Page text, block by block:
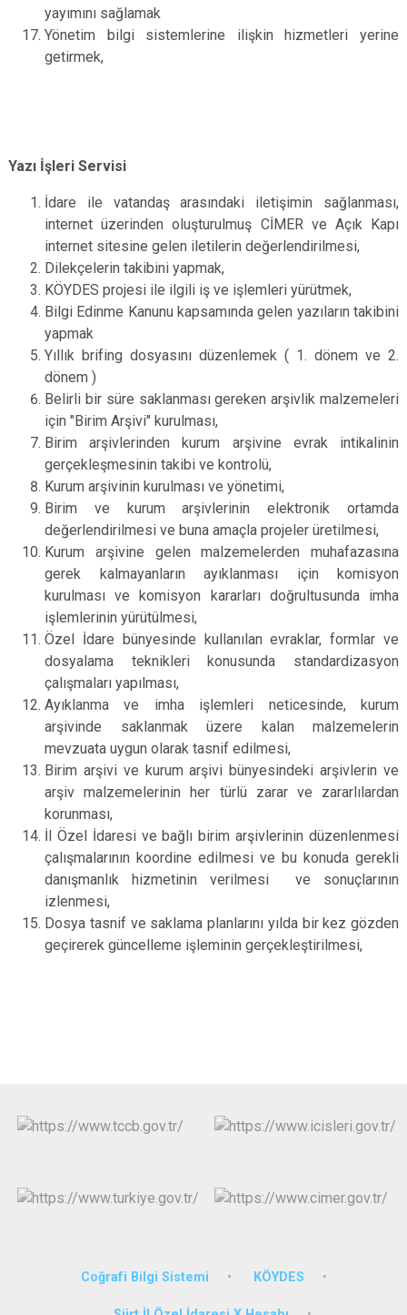
yayımını sağlamak
Yönetim bilgi sistemlerine ilişkin hizmetleri yerine
getirmek,
Yazı İşleri Servisi
İdare ile vatandaş arasındaki iletişimin sağlanması,
internet üzerinden oluşturulmuş CİMER ve Açık Kapı
internet sitesine gelen iletilerin değerlendirilmesi,
Dilekçelerin takibini yapmak,
KÖYDES projesi ile ilgili iş ve işlemleri yürütmek,
Bilgi Edinme Kanunu kapsamında gelen yazıların takibini
yapmak
Yıllık brifing dosyasını düzenlemek ( 1. dönem ve 2.
dönem )
Belirli bir süre saklanması gereken arşivlik malzemeleri
için "Birim Arşivi" kurulması,
Birim arşivlerinden kurum arşivine evrak intikalinin
gerçekleşmesinin takibi ve kontrolü,
Kurum arşivinin kurulması ve yönetimi,
Birim ve kurum arşivlerinin elektronik ortamda
değerlendirilmesi ve buna amaçla projeler üretilmesi,
Kurum arşivine gelen malzemelerden muhafazasına
gerek kalmayanların ayıklanması için komisyon
kurulması ve komisyon kararları doğrultusunda imha
işlemlerinin yürütülmesi,
Özel İdare bünyesinde kullanılan evraklar, formlar ve
dosyalama teknikleri konusunda standardizasyon
çalışmaları yapılması,
Ayıklanma ve imha işlemleri neticesinde, kurum
arşivinde saklanmak üzere kalan malzemelerin
mevzuata uygun olarak tasnif edilmesi,
Birim arşivi ve kurum arşivi bünyesindeki arşivlerin ve
arşiv malzemelerinin her türlü zarar ve zararlılardan
korunması,
İl Özel İdaresi ve bağlı birim arşivlerinin düzenlenmesi
çalışmalarının koordine edilmesi ve bu konuda gerekli
danışmanlık hizmetinin verilmesi ve sonuçlarının
izlenmesi,
Dosya tasnif ve saklama planlarını yılda bir kez gözden
geçirerek güncelleme işleminin gerçekleştirilmesi,
Coğrafi Bilgi Sistemi KÖYDES